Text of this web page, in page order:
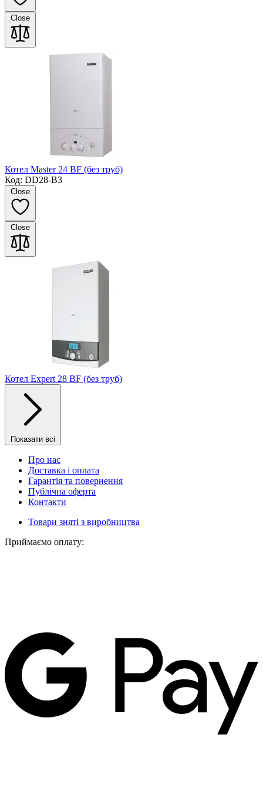
Close
Котел Master 24 BF (без труб)
Код: DD28-B3
Close
Close
Котел Expert 28 BF (без труб)
Показати всі
Про нас
Доставка і оплата
Гарантія та повернення
Публічна оферта
Контакти
Товари зняті з виробництва
Приймаємо оплату: